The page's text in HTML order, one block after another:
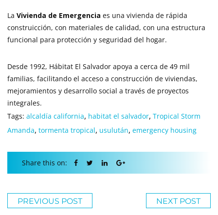
La Vivienda de Emergencia es una vivienda de rápida
construicción, con materiales de calidad, con una estructura
funcional para protección y seguridad del hogar.
Desde 1992, Hábitat El Salvador apoya a cerca de 49 mil
familias, facilitando el acceso a construcción de viviendas,
mejoramientos y desarrollo social a través de proyectos
integrales.
Tags: alcaldía california, habitat el salvador, Tropical Storm
Amanda, tormenta tropical, usulután, emergency housing
Share this on:
PREVIOUS POST NEXT POST